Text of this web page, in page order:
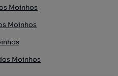
Moinhos
Moinhos
Moinhos